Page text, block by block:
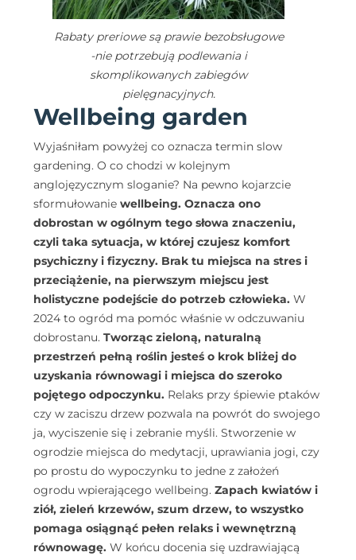
Rabaty preriowe są prawie bezobsługowe
-nie potrzebują podlewania i
skomplikowanych zabiegów
pielęgnacyjnych.
Wellbeing garden
Wyjaśniłam powyżej co oznacza termin slow
gardening. O co chodzi w kolejnym
anglojęzycznym sloganie? Na pewno kojarzcie
sformułowanie wellbeing. Oznacza ono
dobrostan w ogólnym tego słowa znaczeniu,
czyli taka sytuacja, w której czujesz komfort
psychiczny i fizyczny. Brak tu miejsca na stres i
przeciążenie, na pierwszym miejscu jest
holistyczne podejście do potrzeb człowieka. W
2024 to ogród ma pomóc właśnie w odczuwaniu
dobrostanu. Tworząc zieloną, naturalną
przestrzeń pełną roślin jesteś o krok bliżej do
uzyskania równowagi i miejsca do szeroko
pojętego odpoczynku. Relaks przy śpiewie ptaków
czy w zaciszu drzew pozwala na powrót do swojego
ja, wyciszenie się i zebranie myśli. Stworzenie w
ogrodzie miejsca do medytacji, uprawiania jogi, czy
po prostu do wypoczynku to jedne z założeń
ogrodu wpierającego wellbeing. Zapach kwiatów i
ziół, zieleń krzewów, szum drzew, to wszystko
pomaga osiągnąć pełen relaks i wewnętrzną
równowagę. W końcu docenia się uzdrawiającą